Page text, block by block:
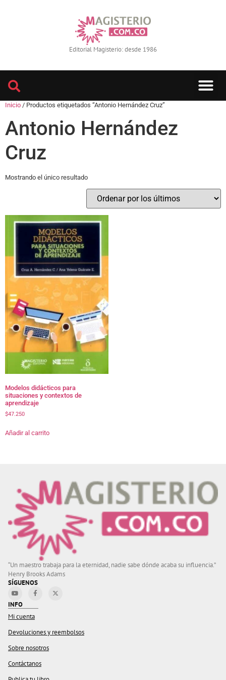
Editorial Magisterio: desde 1986
Inicio / Productos etiquetados “Antonio Hernández Cruz”
Antonio Hernández
Cruz
Mostrando el único resultado
Modelos didácticos para
situaciones y contextos de
aprendizaje
$47.250
Añadir al carrito
“Un maestro trabaja para la eternidad, nadie sabe dónde acaba su influencia.”
Henry Brooks Adams
SÍGUENOS
INFO
Mi cuenta
Devoluciones y reembolsos
Sobre nosotros
Contáctanos